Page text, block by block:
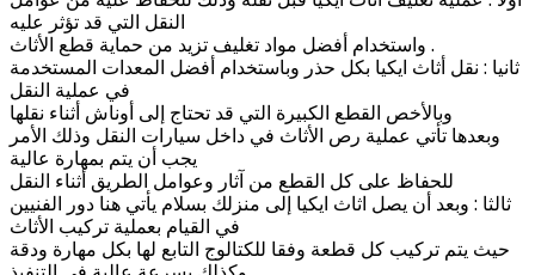
النقل التي قد تؤثر عليه
واستخدام أفضل مواد تغليف تزيد من حماية قطع الأثاث .
ثانيا : نقل أثاث ايكيا بكل حذر وباستخدام أفضل المعدات المستخدمة
في عملية النقل
وبالأخص القطع الكبيرة التي قد تحتاج إلى أوناش أثناء نقلها
وبعدها تأتي عملية رص الأثاث في داخل سيارات النقل وذلك الأمر
يجب أن يتم بمهارة عالية
للحفاظ على كل القطع من آثار وعوامل الطريق أثناء النقل
ثالثا : وبعد أن يصل اثاث ايكيا إلى منزلك بسلام يأتي هنا دور الفنيين
في القيام بعملية تركيب الأثاث
حيث يتم تركيب كل قطعة وفقا للكتالوج التابع لها بكل مهارة ودقة